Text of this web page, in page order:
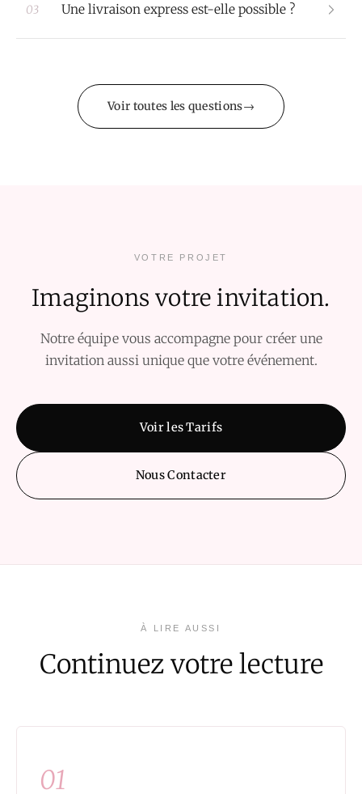
03 Une livraison express est-elle possible ?
Voir toutes les questions
VOTRE PROJET
Imaginons votre invitation.
Notre équipe vous accompagne pour créer une
invitation aussi unique que votre événement.
Voir les Tarifs
Nous Contacter
À LIRE AUSSI
Continuez votre lecture
01